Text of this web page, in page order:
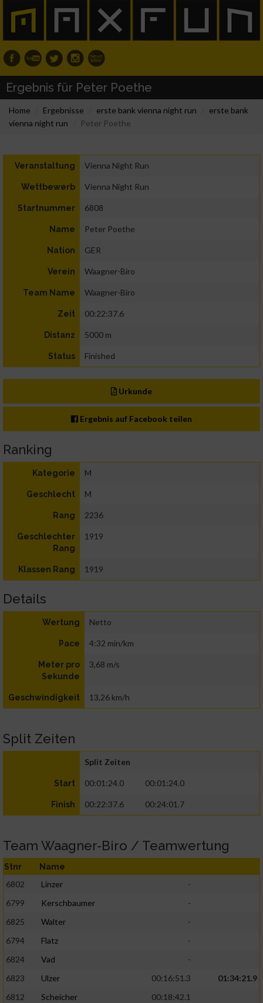
Ergebnis für Peter Poethe
Home Ergebnisse erste bank vienna night run
erste bank
vienna night run
Peter Poethe
Veranstaltung Vienna Night Run
Wettbewerb Vienna Night Run
Startnummer 6808
Name Peter Poethe
Nation GER
Verein Waagner-Biro
Team Name Waagner-Biro
Zeit 00:22:37.6
Distanz 5000 m
Status Finished
Urkunde
Ergebnis auf Facebook teilen
Ranking
Kategorie M
Geschlecht M
Rang 2236
Geschlechter
Rang
1919
Klassen Rang 1919
Details
Wertung Netto
Pace 4:32 min/km
Meter pro
Sekunde
3,68 m/s
Geschwindigkeit 13,26 km/h
Split Zeiten
Split Zeiten
Start 00:01:24.0 00:01:24.0
Finish 00:22:37.6 00:24:01.7
Team Waagner-Biro / Teamwertung
Stnr Name
6802 Linzer
-
6799
Kerschbaumer
-
6825
Walter
-
6794
Flatz
-
6824
Vad
-
6823
Ulzer 00:16:51.3
01:34:21.9
6812
Scheicher
00:18:42.1